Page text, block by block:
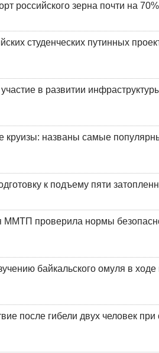
российского зерна почти на 70%
студенческих путинных
в развитии
круизы: названы самые
к подъему пяти
ММТП проверила нормы
байкальского омуля в ходе
после гибели двух человек при